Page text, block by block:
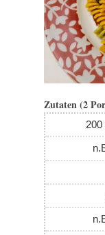
Zutaten (2
200